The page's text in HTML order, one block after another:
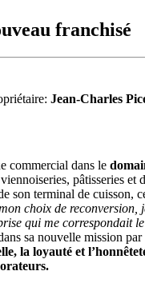
franchisé
Jean-Charles
commercial dans le
pâtisseries
son terminal de cuisson,
choix de reconversion,
qui me correspondait
sa nouvelle mission par
la loyauté et